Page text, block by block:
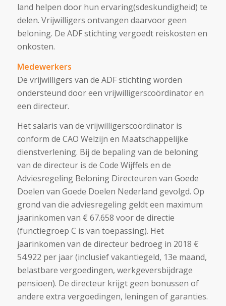
land helpen door hun ervaring(sdeskundigheid) te
delen. Vrijwilligers ontvangen daarvoor geen
beloning. De ADF stichting vergoedt reiskosten en
onkosten.
Medewerkers
De vrijwilligers van de ADF stichting worden
ondersteund door een vrijwilligerscoördinator en
een directeur.
Het salaris van de vrijwilligerscoördinator is
conform de CAO Welzijn en Maatschappelijke
dienstverlening. Bij de bepaling van de beloning
van de directeur is de Code Wijffels en de
Adviesregeling Beloning Directeuren van Goede
Doelen van Goede Doelen Nederland gevolgd. Op
grond van die adviesregeling geldt een maximum
jaarinkomen van € 67.658 voor de directie
(functiegroep C is van toepassing). Het
jaarinkomen van de directeur bedroeg in 2018 €
54.922 per jaar (inclusief vakantiegeld, 13e maand,
belastbare vergoedingen, werkgeversbijdrage
pensioen). De directeur krijgt geen bonussen of
andere extra vergoedingen, leningen of garanties.